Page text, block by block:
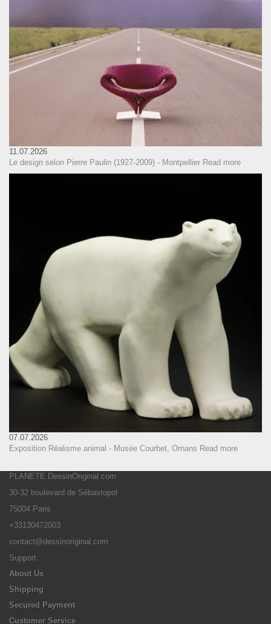
11.07.2026
Le design selon Pierre Paulin (1927-2009) - Montpellier Read more
07.07.2026
Exposition Réalisme animal - Musée Courbet, Ornans Read more
PLANETE DessinOriginal.com
30-32 boulevard de Sébastopol
75004 Paris
+33130472003
contact@dessinoriginal.com
Support
About Us
Shipping
Secured Payment
Customer Service